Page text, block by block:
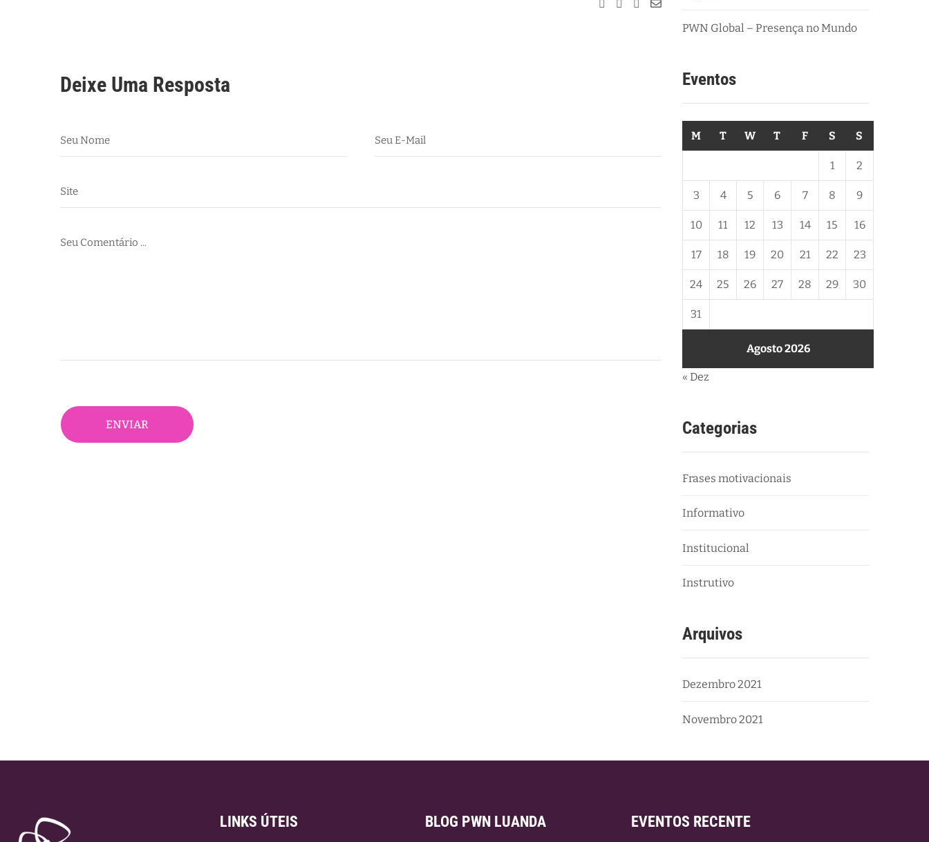
Deixe Uma Resposta
PWN Global – Presença no Mundo
Eventos
Agosto 2026
M T W T F S S
1 2
3 4 5 6 7 8 9
10 11 12 13 14 15 16
17 18 19 20 21 22 23
24 25 26 27 28 29 30
31
« Dez
Categorias
Frases motivacionais
Informativo
Institucional
Instrutivo
Arquivos
Dezembro 2021
Novembro 2021
LINKS ÚTEIS BLOG PWN LUANDA EVENTOS RECENTE